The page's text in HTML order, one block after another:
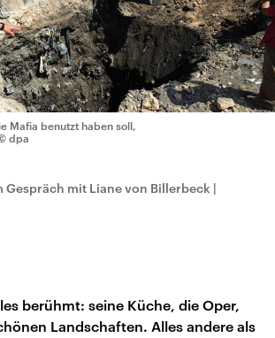
Mafia benutzt haben soll,
dpa
mit Liane von Billerbeck |
berühmt: seine Küche, die Oper,
Landschaften. Alles andere als